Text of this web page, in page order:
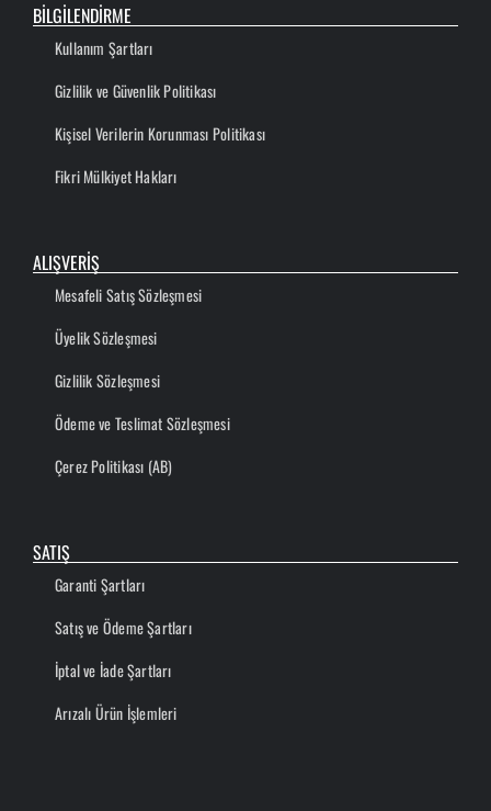
BİLGİLENDİRME
Kullanım Şartları
Gizlilik ve Güvenlik Politikası
Kişisel Verilerin Korunması Politikası
Fikri Mülkiyet Hakları
ALIŞVERİŞ
Mesafeli Satış Sözleşmesi
Üyelik Sözleşmesi
Gizlilik Sözleşmesi
Ödeme ve Teslimat Sözleşmesi
Çerez Politikası (AB)
SATIŞ
Garanti Şartları
Satış ve Ödeme Şartları
İptal ve İade Şartları
Arızalı Ürün İşlemleri